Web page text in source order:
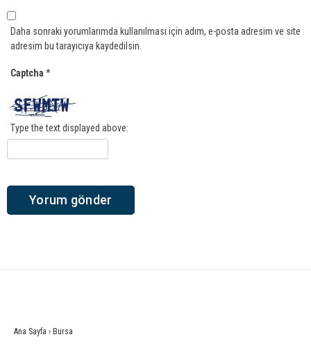
Daha sonraki yorumlarımda kullanılması için adım, e-posta adresim ve site
adresim bu tarayıcıya kaydedilsin.
Captcha *
Type the text displayed above:
Ana Sayfa › Bursa